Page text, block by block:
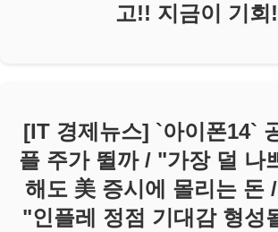
고!! 지금이 기회
[IT 경제뉴스] `아이폰14`
플 주가 뛸까 / "가장 덜
해도 美 증시에 몰리는 돈
"인플레 정점 기대감 형성